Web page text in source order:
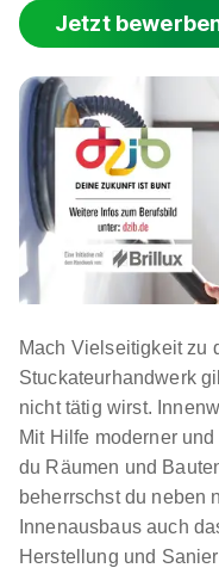
Jetzt
Mach Vielseitigkeit zu
Stuckateurhandwerk
nicht tätig wirst.
Mit Hilfe moderner
du Räumen und
beherrschst du neben
Innenausbaus auch
Herstellung und